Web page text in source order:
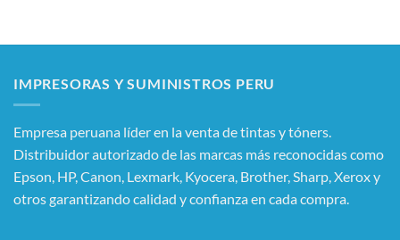
IMPRESORAS Y SUMINISTROS PERU
Empresa peruana líder en la venta de tintas y tóners.
Distribuidor autorizado de las marcas más reconocidas como
Epson, HP, Canon, Lexmark, Kyocera, Brother, Sharp, Xerox y
otros garantizando calidad y confianza en cada compra.